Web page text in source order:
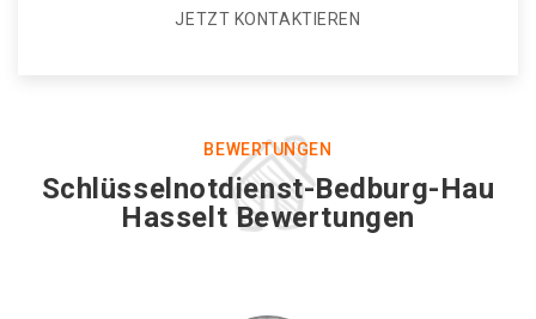
JETZT KONTAKTIEREN
BEWERTUNGEN
Schlüsselnotdienst-Bedburg-Hau
Hasselt Bewertungen